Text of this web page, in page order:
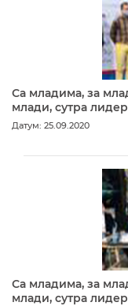
Са младима, за
млади, сутра
Датум: 25.09.2020
Са младима, за
млади, сутра